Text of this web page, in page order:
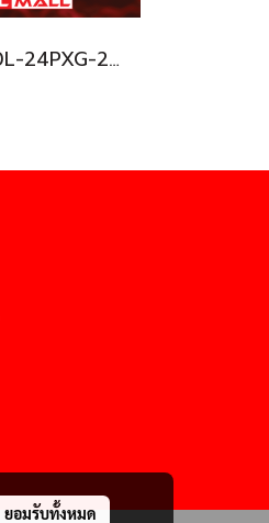
Cisco C9200L-24PXG-2Y-E อุปกรณ์ขยายสัญญาณ (Gigabit Switch Hub)
ยอมรับทั้งหมด